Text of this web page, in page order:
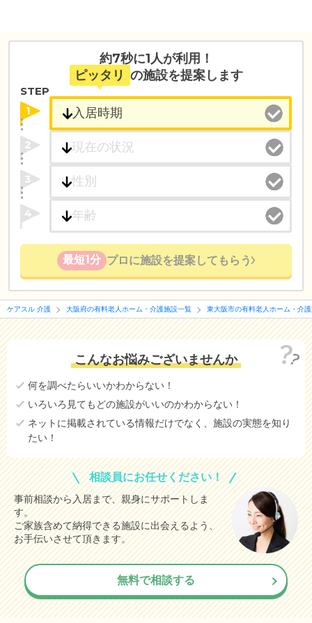
約7秒に1人が利用！
ピッタリ の施設を提案します
STEP
1
2
3
4
最短1分 プロに施設を提案してもらう
ケアスル 介護 大阪府の有料老人ホーム・介護施設一覧 東大阪市の有料老人ホーム・介
こんなお悩みございませんか
何を調べたらいいかわからない！
いろいろ見てもどの施設がいいのかわからない！
ネットに掲載されている情報だけでなく、施設の実態を知り
たい！
相談員にお任せください！
事前相談から入居まで、親身にサポートしま
す。
ご家族含めて納得できる施設に出会えるよう、
お手伝いさせて頂きます。
無料で相談する